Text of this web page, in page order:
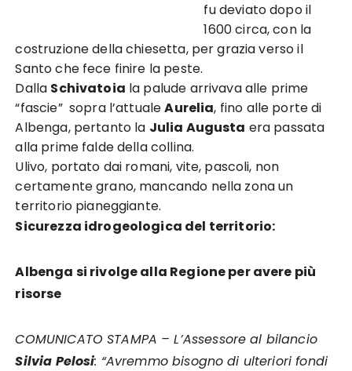
fu deviato dopo il
1600 circa, con la
costruzione della chiesetta, per grazia verso il
Santo che fece finire la peste.
Dalla Schivatoia la palude arrivava alle prime
“fascie” sopra l’attualeAurelia, fino alle porte di
Albenga, pertanto la Julia Augusta era passata
alla prime falde della collina.
Ulivo, portato dai romani, vite, pascoli, non
certamente grano, mancando nella zona un
territorio pianeggiante.
Sicurezza idrogeologica del territorio:
Albenga si rivolge alla Regione per avere più
risorse
COMUNICATO STAMPA – L’Assessore al bilancio
Silvia Pelosi: “Avremmo bisogno di ulteriori fondi